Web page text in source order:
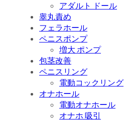
アダルト ドール
睾丸責め
フェラホール
ペニスポンプ
増大 ポンプ
包茎改善
ペニスリング
電動コックリング
オナホール
電動オナホール
オナホ 吸引